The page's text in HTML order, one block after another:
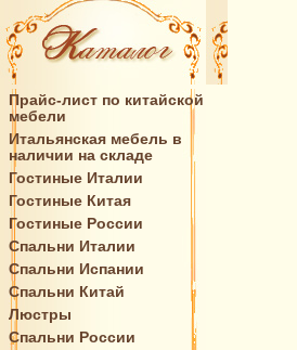
Прайс-лист по китайской
мебели
Итальянская мебель в
наличии на складе
Гостиные Италии
Гостиные Китая
Гостиные России
Спальни Италии
Спальни Испании
Спальни Китай
Люстры
Спальни России